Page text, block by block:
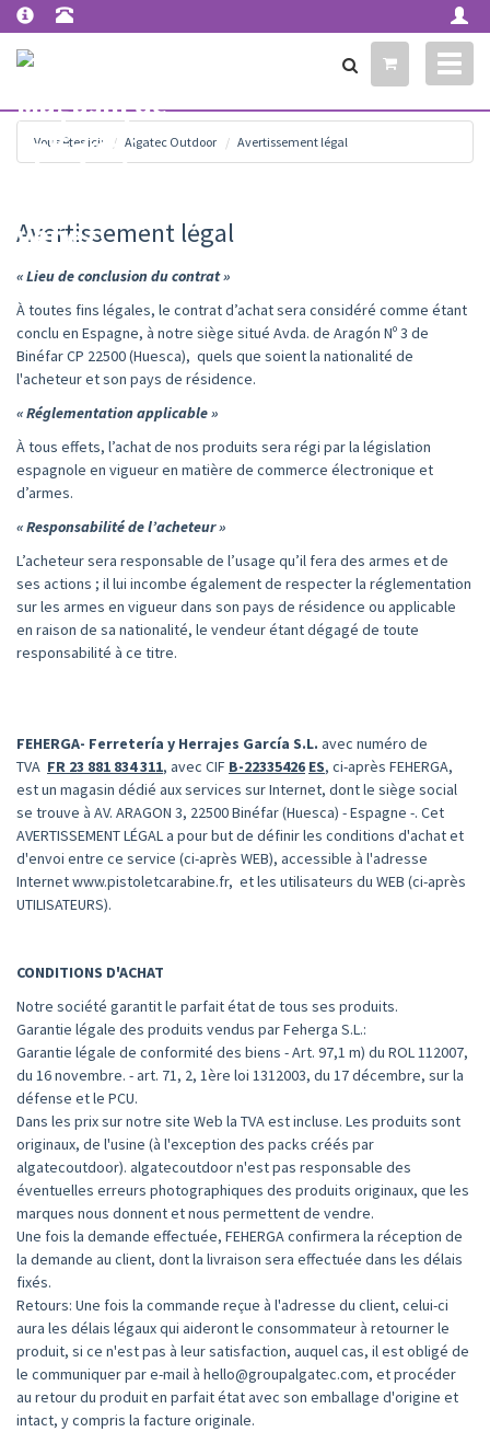
Vous êtes ici: Algatec Outdoor Avertissement légal
Avertissement légal
« Lieu de conclusion du contrat »
À toutes fins légales, le contrat d’achat sera considéré comme étant
conclu en Espagne, à notre siège situé Avda. de Aragón Nº 3 de
Binéfar CP 22500 (Huesca), quels que soient la nationalité de
l'acheteur et son pays de résidence.
« Réglementation applicable »
À tous effets, l’achat de nos produits sera régi par la législation
espagnole en vigueur en matière de commerce électronique et
d’armes.
« Responsabilité de l’acheteur »
L’acheteur sera responsable de l’usage qu’il fera des armes et de
ses actions ; il lui incombe également de respecter la réglementation
sur les armes en vigueur dans son pays de résidence ou applicable
en raison de sa nationalité, le vendeur étant dégagé de toute
responsabilité à ce titre.
FEHERGA- Ferretería y Herrajes García S.L. avec numéro de
TVA FR 23 881 834 311, avec CIF B-22335426 ES, ci-après FEHERGA,
est un magasin dédié aux services sur Internet, dont le siège social
se trouve à AV. ARAGON 3, 22500 Binéfar (Huesca) - Espagne -. Cet
AVERTISSEMENT LÉGAL a pour but de définir les conditions d'achat et
d'envoi entre ce service (ci-après WEB), accessible à l'adresse
Internet www.pistoletcarabine.fr, et les utilisateurs du WEB (ci-après
UTILISATEURS).
CONDITIONS D'ACHAT
Notre société garantit le parfait état de tous ses produits.
Garantie légale des produits vendus par Feherga S.L.:
Garantie légale de conformité des biens - Art. 97,1 m) du ROL 112007,
du 16 novembre. - art. 71, 2, 1ère loi 1312003, du 17 décembre, sur la
défense et le PCU.
Dans les prix sur notre site Web la TVA est incluse. Les produits sont
originaux, de l'usine (à l'exception des packs créés par
algatecoutdoor). algatecoutdoor n'est pas responsable des
éventuelles erreurs photographiques des produits originaux, que les
marques nous donnent et nous permettent de vendre.
Une fois la demande effectuée, FEHERGA confirmera la réception de
la demande au client, dont la livraison sera effectuée dans les délais
fixés.
Retours: Une fois la commande reçue à l'adresse du client, celui-ci
aura les délais légaux qui aideront le consommateur à retourner le
produit, si ce n'est pas à leur satisfaction, auquel cas, il est obligé de
le communiquer par e-mail à hello@groupalgatec.com, et procéder
au retour du produit en parfait état avec son emballage d'origine et
intact, y compris la facture originale.